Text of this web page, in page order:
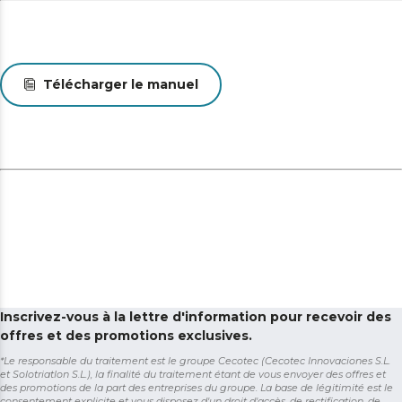
spécialement conçue pour votre ami à poils.
*L'efficacité anti-emmêlements varie en fonction du
type et de la longueur des poils/cheveux
sans interruption. Sa batterie de 5200 mAh offre jusqu'à
vidange automatique d'une capacité de 3 litres, pour
une autonomie de nettoyage jusqu'à 12 semaines*. *Les
semaines d'autonomie varient en fonction des
conditions environnementales et des habitudes
Télécharger le manuel
Inscrivez-vous à la lettre d'information pour recevoir des
offres et des promotions exclusives.
*Le responsable du traitement est le groupe Cecotec (Cecotec Innovaciones S.L.
et Solotriatlon S.L.), la finalité du traitement étant de vous envoyer des offres et
des promotions de la part des entreprises du groupe. La base de légitimité est le